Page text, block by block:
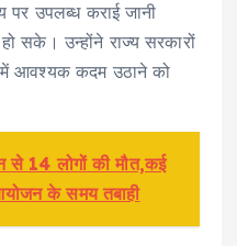
पर उपलब्ध कराई जानी
सके। उन्होंने राज्य सरकारों
में आवश्यक कदम उठाने को
से 14 लोगों की मौत,कई
आयोजन के समय तबाही